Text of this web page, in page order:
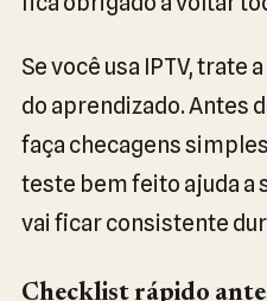
Se você usa IPTV, trate
do aprendizado. Antes
faça checagens
teste bem feito ajuda a
vai ficar consistente
Checklist rápido